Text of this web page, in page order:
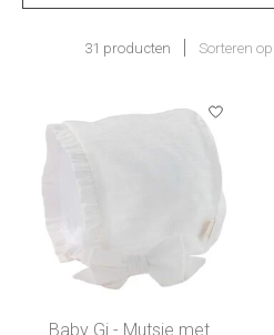
31 producten Sorteren op
Baby Gi - Mutsje met